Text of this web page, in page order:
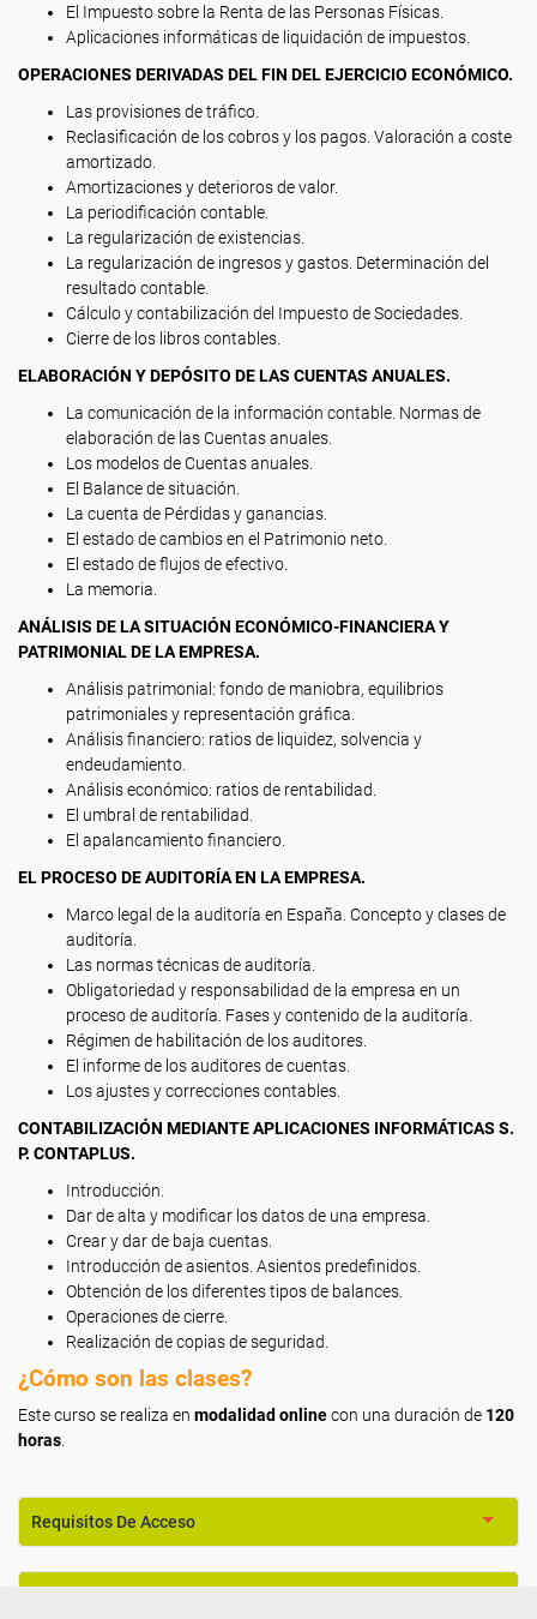
El Impuesto sobre la Renta de las Personas Físicas.
Aplicaciones informáticas de liquidación de impuestos.
OPERACIONES DERIVADAS DEL FIN DEL EJERCICIO ECONÓMICO.
Las provisiones de tráfico.
Reclasificación de los cobros y los pagos. Valoración a coste
amortizado.
Amortizaciones y deterioros de valor.
La periodificación contable.
La regularización de existencias.
La regularización de ingresos y gastos. Determinación del
resultado contable.
Cálculo y contabilización del Impuesto de Sociedades.
Cierre de los libros contables.
ELABORACIÓN Y DEPÓSITO DE LAS CUENTAS ANUALES.
La comunicación de la información contable. Normas de
elaboración de las Cuentas anuales.
Los modelos de Cuentas anuales.
El Balance de situación.
La cuenta de Pérdidas y ganancias.
El estado de cambios en el Patrimonio neto.
El estado de flujos de efectivo.
La memoria.
ANÁLISIS DE LA SITUACIÓN ECONÓMICO-FINANCIERA Y
PATRIMONIAL DE LA EMPRESA.
Análisis patrimonial: fondo de maniobra, equilibrios
patrimoniales y representación gráfica.
Análisis financiero: ratios de liquidez, solvencia y
endeudamiento.
Análisis económico: ratios de rentabilidad.
El umbral de rentabilidad.
El apalancamiento financiero.
EL PROCESO DE AUDITORÍA EN LA EMPRESA.
Marco legal de la auditoría en España. Concepto y clases de
auditoría.
Las normas técnicas de auditoría.
Obligatoriedad y responsabilidad de la empresa en un
proceso de auditoría. Fases y contenido de la auditoría.
Régimen de habilitación de los auditores.
El informe de los auditores de cuentas.
Los ajustes y correcciones contables.
CONTABILIZACIÓN MEDIANTE APLICACIONES INFORMÁTICAS S.
P. CONTAPLUS.
Introducción.
Dar de alta y modificar los datos de una empresa.
Crear y dar de baja cuentas.
Introducción de asientos. Asientos predefinidos.
Obtención de los diferentes tipos de balances.
Operaciones de cierre.
Realización de copias de seguridad.
¿Cómo son las clases?
Este curso se realiza en modalidad onlinecon una duración de 120
horas
Requisitos De Acceso